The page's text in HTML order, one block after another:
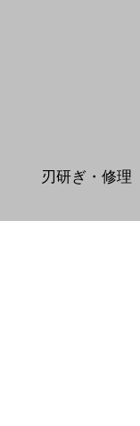
刃研ぎ・修理